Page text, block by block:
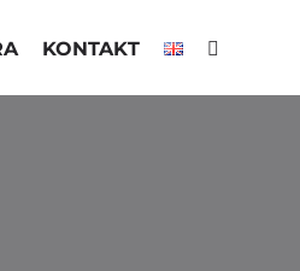
KONTAKT